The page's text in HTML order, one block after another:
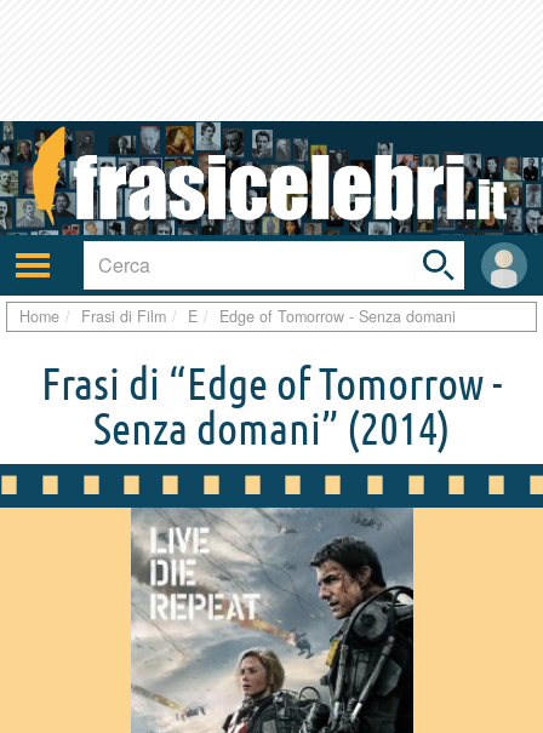
Attiva/disattiva
navigazione
User
area
Toggle
search
bar
Home Frasi di Film E Edge of Tomorrow - Senza domani
Frasi di “Edge of Tomorrow -
Senza domani” (2014)